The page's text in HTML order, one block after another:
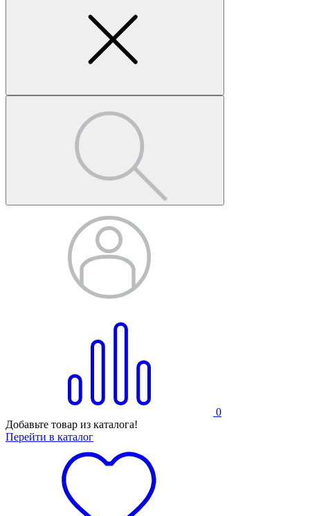
0
Добавьте товар из каталога!
Перейти в каталог